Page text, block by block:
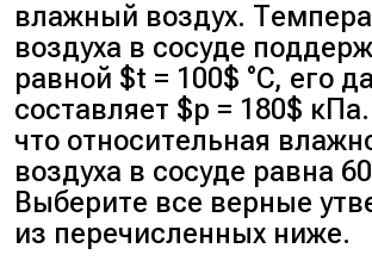
Запишем уравнение
Менделеева —
$pV = \frac{m}{M}RT
\frac{mRT}{VM}$
влажный воздух.
воздуха в сосуде
равной $t = 100$ °C, его
составляет $p = 180$
что относительная
воздуха в сосуде равна
Выберите все верные
из перечисленных ниже.